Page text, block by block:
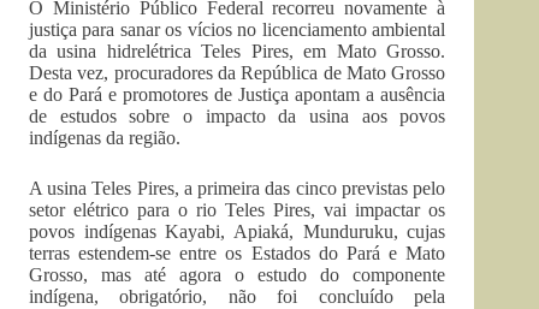
O Ministério Público Federal recorreu novamente à
justiça para sanar os vícios no licenciamento ambiental
da usina hidrelétrica Teles Pires, em Mato Grosso.
Desta vez, procuradores da República de Mato Grosso
e do Pará e promotores de Justiça apontam a ausência
de estudos sobre o impacto da usina aos povos
indígenas da região.
A usina Teles Pires, a primeira das cinco previstas pelo
setor elétrico para o rio Teles Pires, vai impactar os
povos indígenas Kayabi, Apiaká, Munduruku, cujas
terras estendem-se entre os Estados do Pará e Mato
Grosso, mas até agora o estudo do componente
indígena, obrigatório, não foi concluído pela